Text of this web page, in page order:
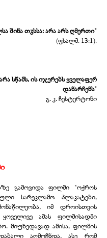
შინა თჳსსა: არა არს ღმერთი"
(ფსალმ. 13:1).
სწამს, ის იჯერებს ყველაფერ
დანარჩენს"
გ. კ. ჩესტერტონი
გამოვიდა ფილმი "ოქროს
სარეკლამო პლაკატები,
იმ დროისთვის
ამას ფილმისადმი
მიუხედავად ამისა, ფილმის
აღმოჩნდა, ასე რომ